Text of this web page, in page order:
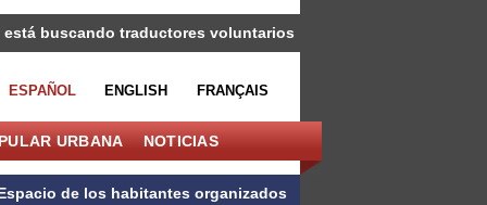
está buscando traductores voluntarios
ESPAÑOL ENGLISH FRANÇAIS
URBANA NOTICIAS
de los habitantes organizados